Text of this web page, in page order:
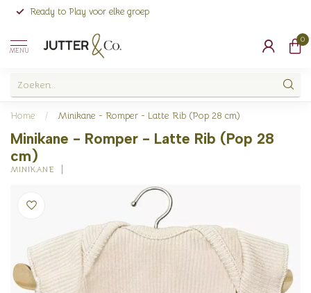
Ready to Play voor elke groep
MENU
0
Home / Minikane - Romper - Latte Rib (Pop 28 cm)
Minikane - Romper - Latte Rib (Pop 28
cm)
MINIKANE